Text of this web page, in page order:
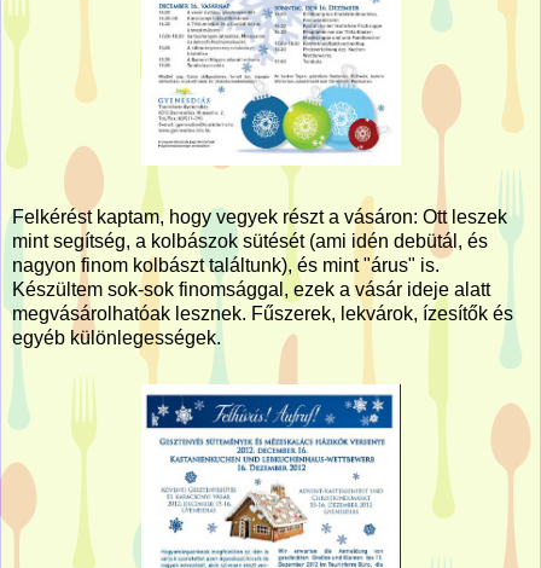
Felkérést kaptam, hogy vegyek részt a vásáron: Ott leszek
mint segítség, a kolbászok sütését (ami idén debütál, és
nagyon finom kolbászt találtunk), és mint "árus" is.
Készültem sok-sok finomsággal, ezek a vásár ideje alatt
megvásárolhatóak lesznek. Fűszerek, lekvárok, ízesítők és
egyéb különlegességek.